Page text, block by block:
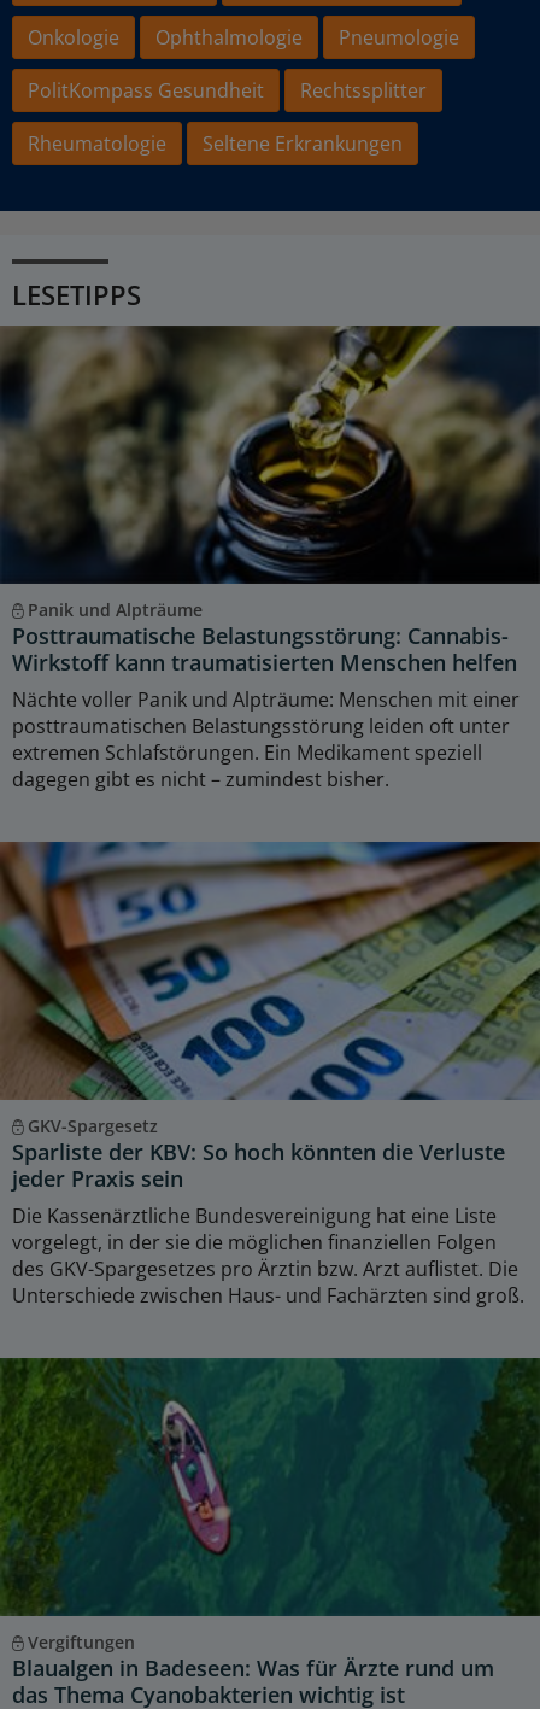
Onkologie
Ophthalmologie
Pneumologie
PolitKompass Gesundheit
Rechtssplitter
Rheumatologie
Seltene Erkrankungen
LESETIPPS
Panik und Alpträume
Posttraumatische Belastungsstörung: Cannabis-
Wirkstoff kann traumatisierten Menschen helfen
Nächte voller Panik und Alpträume: Menschen mit einer
posttraumatischen Belastungsstörung leiden oft unter
extremen Schlafstörungen. Ein Medikament speziell
dagegen gibt es nicht – zumindest bisher.
GKV-Spargesetz
Sparliste der KBV: So hoch könnten die Verluste
jeder Praxis sein
Die Kassenärztliche Bundesvereinigung hat eine Liste
vorgelegt, in der sie die möglichen finanziellen Folgen
des GKV-Spargesetzes pro Ärztin bzw. Arzt auflistet. Die
Unterschiede zwischen Haus- und Fachärzten sind groß.
Vergiftungen
Blaualgen in Badeseen: Was für Ärzte rund um
das Thema Cyanobakterien wichtig ist